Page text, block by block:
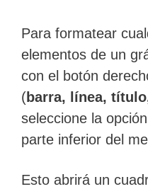
Para formatear
elementos de un
con el botón
(barra, línea,
seleccione la
parte inferior del
Esto abrirá un